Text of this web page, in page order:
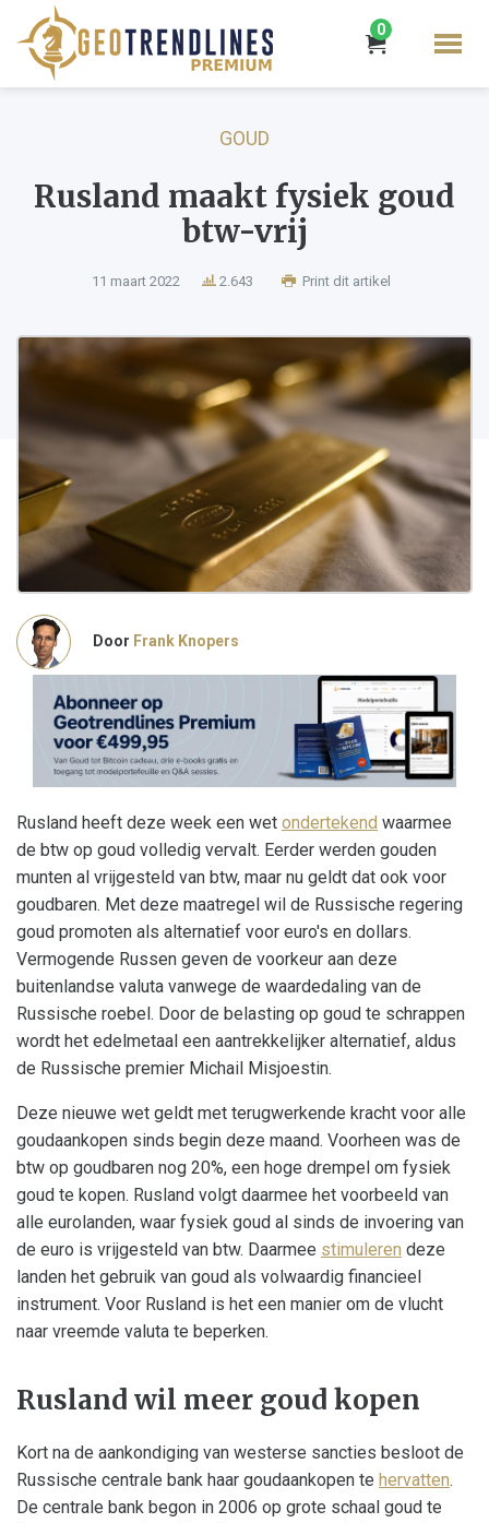
0
GOUD
Rusland maakt fysiek goud
btw-vrij
11 maart 2022 2.643 Print dit artikel
Door Frank Knopers
Rusland heeft deze week een wet ondertekend waarmee
de btw op goud volledig vervalt. Eerder werden gouden
munten al vrijgesteld van btw, maar nu geldt dat ook voor
goudbaren. Met deze maatregel wil de Russische regering
goud promoten als alternatief voor euro's en dollars.
Vermogende Russen geven de voorkeur aan deze
buitenlandse valuta vanwege de waardedaling van de
Russische roebel. Door de belasting op goud te schrappen
wordt het edelmetaal een aantrekkelijker alternatief, aldus
de Russische premier Michail Misjoestin.
Deze nieuwe wet geldt met terugwerkende kracht voor alle
goudaankopen sinds begin deze maand. Voorheen was de
btw op goudbaren nog 20%, een hoge drempel om fysiek
goud te kopen. Rusland volgt daarmee het voorbeeld van
alle eurolanden, waar fysiek goud al sinds de invoering van
de euro is vrijgesteld van btw. Daarmee stimuleren deze
landen het gebruik van goud als volwaardig financieel
instrument. Voor Rusland is het een manier om de vlucht
naar vreemde valuta te beperken.
Rusland wil meer goud kopen
Kort na de aankondiging van westerse sancties besloot de
Russische centrale bank haar goudaankopen te hervatten.
De centrale bank begon in 2006 op grote schaal goud te